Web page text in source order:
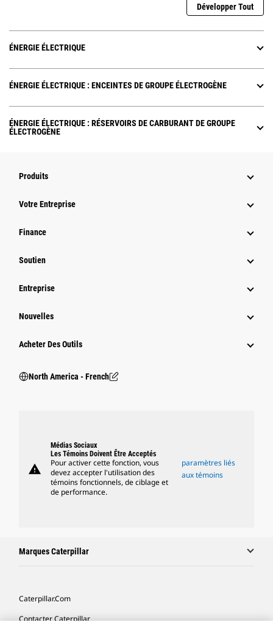
Développer Tout
ÉNERGIE ÉLECTRIQUE
ÉNERGIE ÉLECTRIQUE : ENCEINTES DE GROUPE ÉLECTROGÈNE
ÉNERGIE ÉLECTRIQUE : RÉSERVOIRS DE CARBURANT DE GROUPE
ÉLECTROGÈNE
Produits
Votre Entreprise
Finance
Soutien
Entreprise
Nouvelles
Acheter Des Outils
North America - French
warning
Médias Sociaux
Les Témoins Doivent Être Acceptés
Pour activer cette fonction, vous
devez accepter l'utilisation des
témoins fonctionnels, de ciblage et
de performance.
paramètres liés
aux témoins
Marques Caterpillar
Caterpillar.com
Contacter Caterpillar